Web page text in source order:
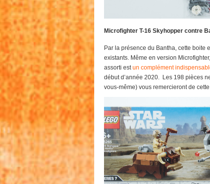
Microfighter T-16 Skyhopper contre
Par la présence du Bantha, cette boite
existants. Même en version
assorti estun complément
début d’année 2020. Les 198 pièces
vous-même) vous remercieront de